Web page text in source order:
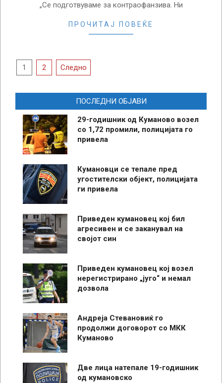
„Се подготвуваме за контраофанзива. Ни
ПРОЧИТАЈ ПОВЕЌЕ
Posts
1 2 Следно
ПОСЛЕДНИ ОБЈАВИ
29-годишник од Куманово возел
со 1,72 промили, полицијата го
привела
Кумановци се тепале пред
угостителски објект, полицијата
ги привела
Приведен кумановец кој бил
агресивен и се заканувал на
својот син
Приведен кумановец кој возел
нерегистрирано „југо“ и немал
дозвола
Андреја Стевановиќ го
продолжи договорот со МКК
Куманово
Две лица натепале 19-годишник
од кумановско